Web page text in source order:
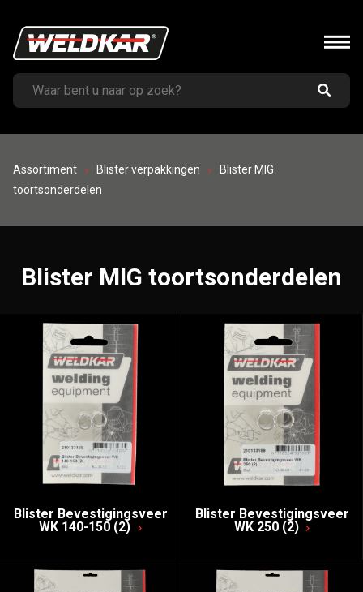
Assortiment Blister verpakkingen
Blister MIG
toortsonderdelen
Blister MIG toortsonderdelen
Blister Bevestigingsveer
WK 140-150 (2)
Blister Bevestigingsveer
WK 250 (2)